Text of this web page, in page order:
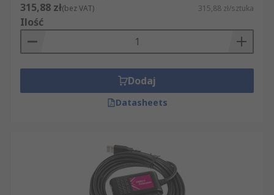
315,88 zł(bez VAT) 315,88 zł/sztuka
Ilość
Dodaj
Datasheets